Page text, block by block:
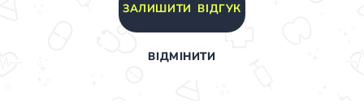
ЗАЛИШИТИ ВІДГУК
ВІДМІНИТИ